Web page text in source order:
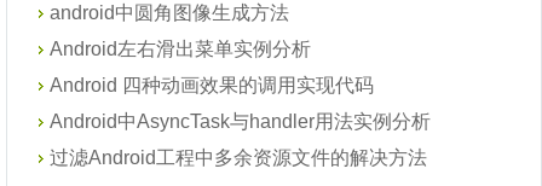
android中圆角图像生成方法
Android左右滑出菜单实例分析
Android 四种动画效果的调用实现代码
Android中AsyncTask与handler用法实例分析
过滤Android工程中多余资源文件的解决方法